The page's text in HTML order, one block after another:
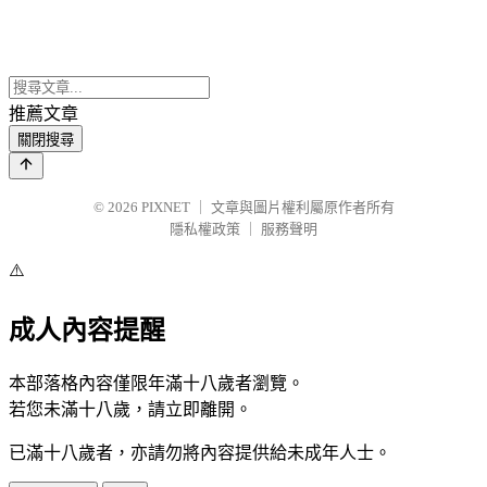
推薦文章
關閉搜尋
© 2026 PIXNET
文章與圖片權利屬原作者所有
隱私權政策
服務聲明
⚠️
成人內容提醒
本部落格內容僅限年滿十八歲者瀏覽。
若您未滿十八歲，請立即離開。
已滿十八歲者，亦請勿將內容提供給未成年人士。